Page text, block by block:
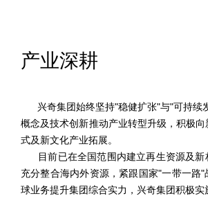
产业深耕
兴奇集团始终坚持"稳健扩张"与"可持续
概念及技术创新推动产业转型升级，积极
式及新文化产业拓展。
目前已在全国范围内建立再生资源及新
充分整合海内外资源，紧跟国家"一带一路
球业务提升集团综合实力，兴奇集团积极实